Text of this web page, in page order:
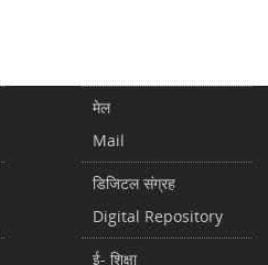
मेल
Mail
डिजिटल संग्रह
Digital Repository
ई- शिक्षा